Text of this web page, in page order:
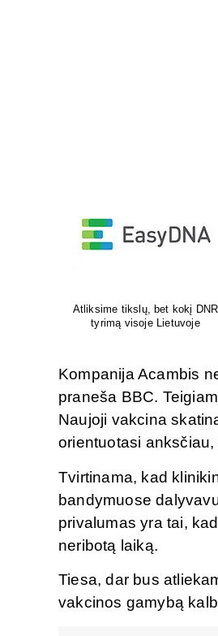
Venų ligų diagnostika, lazerinis
ir chirurginis gydymas
Kompanija Acambis
praneša BBC.
Naujoji vakcina
orientuotasi anksčiau,
Tvirtinama, kad
bandymuose
privalumas yra tai,
neribotą laiką.
Tiesa, dar bus
vakcinos gamybą